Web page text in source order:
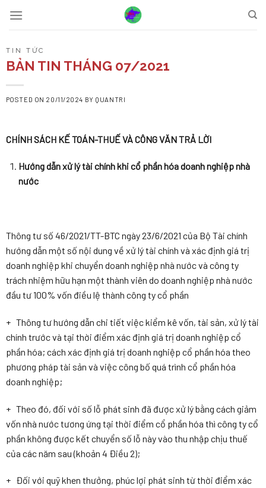
TIN TỨC
BẢN TIN THÁNG 07/2021
POSTED ON 20/11/2024 BY QUANTRI
CHÍNH SÁCH KẾ TOÁN-THUẾ VÀ CÔNG VĂN TRẢ LỜI
Hướng dẫn xử lý tài chính khi cổ phần hóa doanh nghiệp nhà
nước
Thông tư số 46/2021/TT-BTC ngày 23/6/2021 của Bộ Tài chính
hướng dẫn một số nội dung về xử lý tài chính và xác định giá trị
doanh nghiệp khi chuyển doanh nghiệp nhà nước và công ty
trách nhiệm hữu hạn một thành viên do doanh nghiệp nhà nước
đầu tư 100% vốn điều lệ thành công ty cổ phần
+ Thông tư hướng dẫn chi tiết việc kiểm kê vốn, tài sản, xử lý tài
chính trước và tại thời điểm xác định giá trị doanh nghiệp cổ
phần hóa; cách xác định giá trị doanh nghiệp cổ phần hóa theo
phương pháp tài sản và việc công bố quá trình cổ phần hóa
doanh nghiệp;
+ Theo đó, đối với số lỗ phát sinh đã được xử lý bằng cách giảm
vốn nhà nước tương ứng tại thời điểm cổ phần hóa thì công ty cổ
phần không được kết chuyển số lỗ này vào thu nhập chịu thuế
của các năm sau (khoản 4 Điều 2);
+ Đối với quỹ khen thưởng, phúc lợi phát sinh từ thời điểm xác